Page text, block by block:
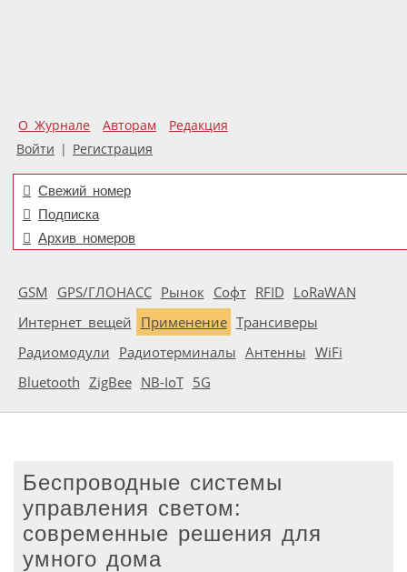
О Журнале Авторам
Редакция
Войти | Регистрация
Свежий номер
Подписка
Архив номеров
GSM GPS/ГЛОНАСС Рынок Софт RFID LoRaWAN
Интернет вещей Применение Трансиверы
Радиомодули Радиотерминалы Антенны WiFi
Bluetooth ZigBee NB-IoT 5G
Беспроводные системы
управления светом:
современные решения для
умного дома